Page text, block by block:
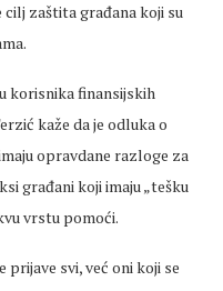
zaštita građana koji su
korisnika finansijskih
kaže da je odluka o
opravdane razloge za
građani koji imaju „tešku
vrstu pomoći.
prijave svi, već oni koji se